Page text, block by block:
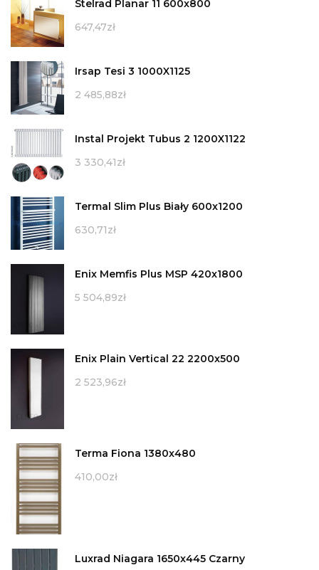
Stelrad Planar 11 600x800
647,47zł
Irsap Tesi 3 1000X1125
2 485,88zł
Instal Projekt Tubus 2 1200X1122
3 330,41zł
Termal Slim Plus Biały 600x1200
630,71zł
Enix Memfis Plus MSP 420x1800
5 504,89zł
Enix Plain Vertical 22 2200x500
2 523,96zł
Terma Fiona 1380x480
410,00zł
Luxrad Niagara 1650x445 Czarny